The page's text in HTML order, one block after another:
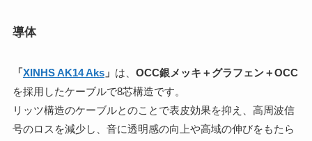
導体
「XINHS AK14 Aks」 は、 OCC銀メッキ＋グラフェン＋OCC
を採用したケーブルで8芯構造です。
リッツ構造のケーブルとのことで表皮効果を抑え、高周波信
号のロスを減少し、音に透明感の向上や高域の伸びをもたら